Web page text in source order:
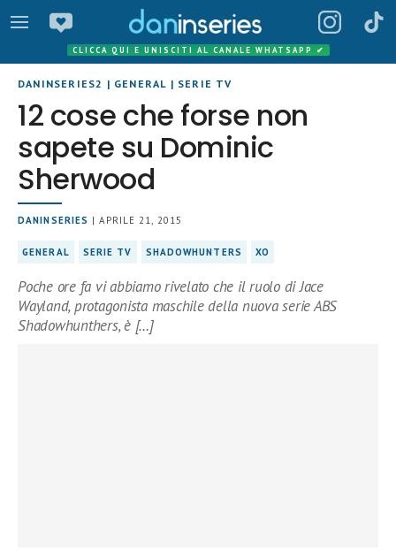
CLICCA QUI E UNISCITI AL CANALE WHATSAPP ✔
DANINSERIES2 | GENERAL | SERIE TV
12 cose che forse non
sapete su Dominic
Sherwood
DANINSERIES | APRILE 21, 2015
GENERAL SERIE TV SHADOWHUNTERS XO
Poche ore fa vi abbiamo rivelato che il ruolo di Jace
Wayland, protagonista maschile della nuova serie ABS
Shadowhunthers, è […]